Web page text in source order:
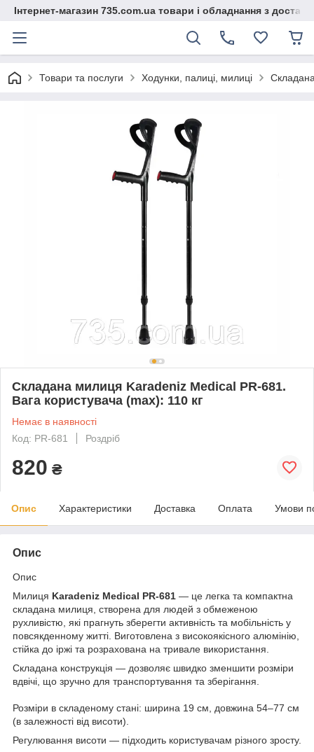
Інтернет-магазин 735.com.ua товари і обладнання з
Товари та послуги Ходунки, палиці, милиці
Складана милиця Karadeniz Medical PR-681.
Bага користувача (max): 110 кг
Немає в наявності
Код: PR-681
Роздріб
820 ₴
Опис Характеристики Доставка Оплата Умови
Опис
Опис
Милиця Karadeniz Medical PR-681 — це легка та компактна
складана милиця, створена для людей з обмеженою
рухливістю, які прагнуть зберегти активність та мобільність у
повсякденному житті. Виготовлена з високоякісного алюмінію,
стійка до іржі та розрахована на тривале використання.
Складана конструкція — дозволяє швидко зменшити розміри
вдвічі, що зручно для транспортування та зберігання.
Розміри в складеному стані: ширина 19 см, довжина 54–77 см
(в залежності від висоти).
Регулювання висоти — підходить користувачам різного зросту.